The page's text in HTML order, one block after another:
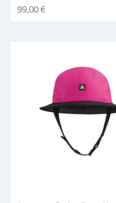
99,00 €